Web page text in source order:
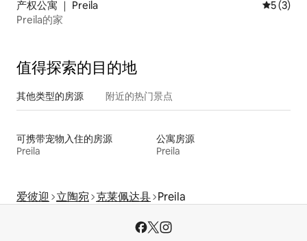
产权公寓 ｜ Preila 平均评分
5 (3)
Preila的家
值得探索的目的地
其他类型的房源 附近的热门景点
可携带宠物入住的房源
Preila
公寓房源
Preila
爱彼迎 立陶宛 克莱佩达县 Preila